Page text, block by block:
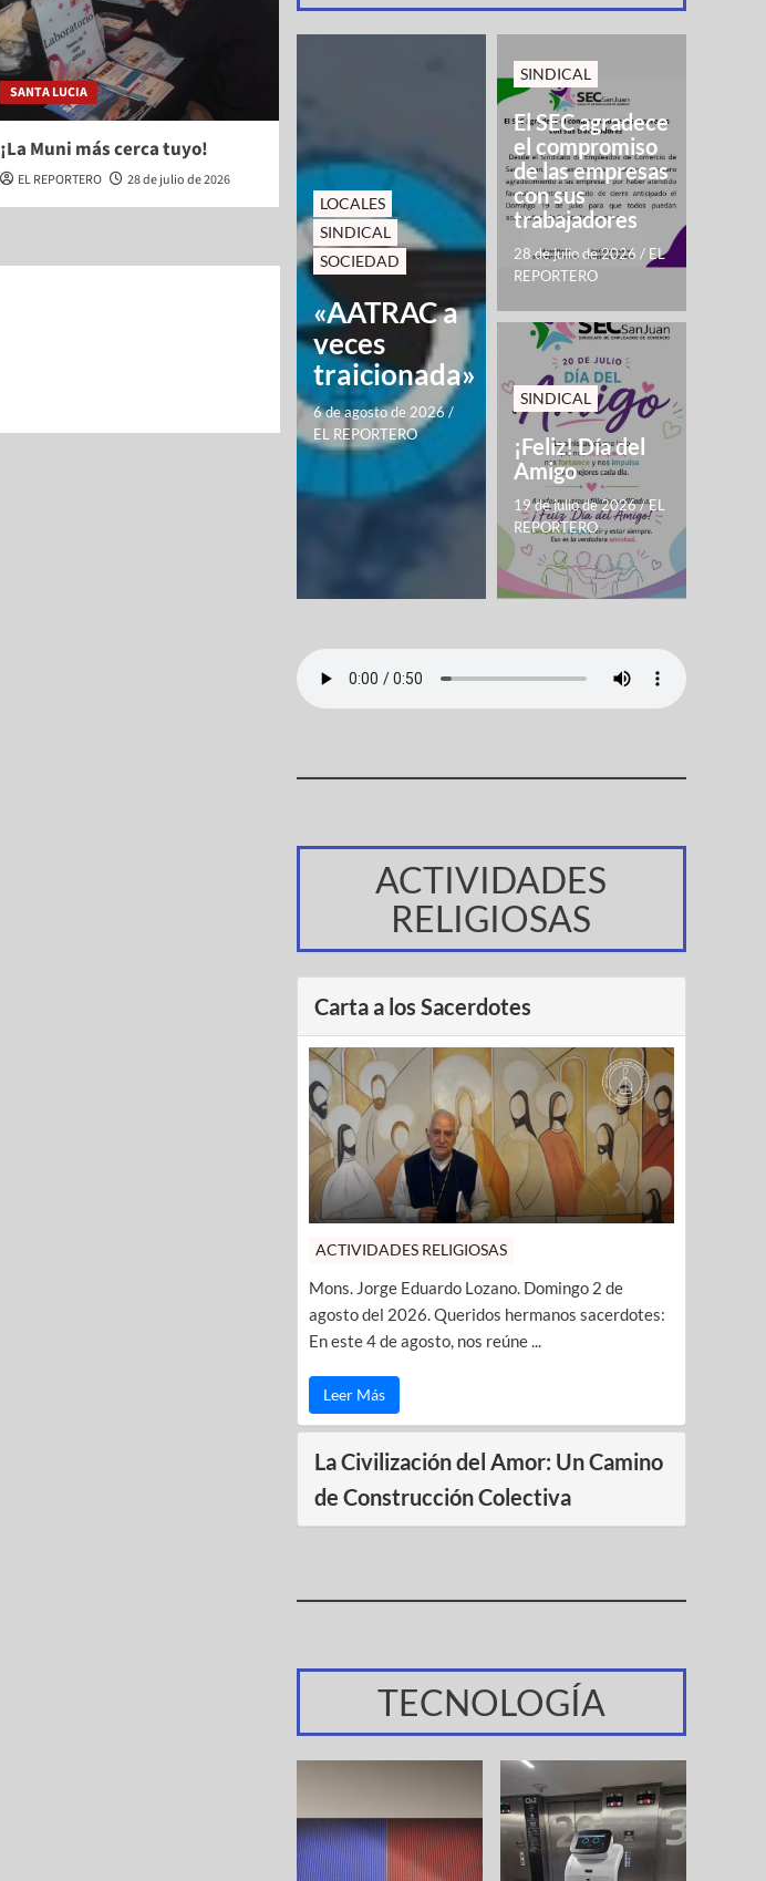
SANTA LUCIA
¡La Muni más cerca tuyo!
EL REPORTERO 28 de julio de 2026
LOCALES
SINDICAL
SOCIEDAD
«AATRAC a
veces
traicionada»
6 de agosto de 2026/
EL REPORTERO
SINDICAL
El SEC agradece
el compromiso
de las empresas
con sus
trabajadores
28 de julio de 2026 / EL
REPORTERO
SINDICAL
¡Feliz! Día del
Amigo
19 de julio de 2026/EL
REPORTERO
ACTIVIDADES
RELIGIOSAS
Carta a los Sacerdotes
ACTIVIDADES RELIGIOSAS
Mons. Jorge Eduardo Lozano. Domingo 2 de
agosto del 2026. Queridos hermanos sacerdotes:
En este 4 de agosto, nos reúne ...
Leer Más
La Civilización del Amor: Un Camino
de Construcción Colectiva
TECNOLOGÍA